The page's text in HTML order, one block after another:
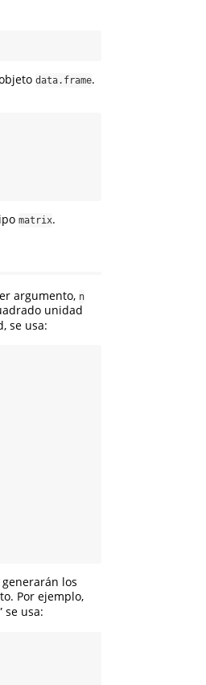
data.frame.
matrix.
argumento, n
unidad
se usa:
los
Por ejemplo,
se usa: